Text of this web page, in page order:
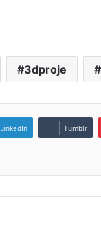
3dproje
LinkedIn Tumblr